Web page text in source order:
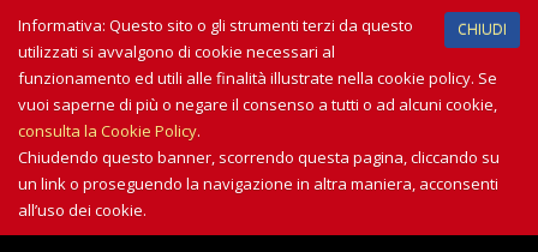
CHIUDI
Informativa: Questo sito o gli strumenti terzi da questo
utilizzati si avvalgono di cookie necessari al
funzionamento ed utili alle finalità illustrate nella cookie policy. Se
vuoi saperne di più o negare il consenso a tutti o ad alcuni cookie,
consulta la Cookie Policy.
Chiudendo questo banner, scorrendo questa pagina, cliccando su
un link o proseguendo la navigazione in altra maniera, acconsenti
all’uso dei cookie.